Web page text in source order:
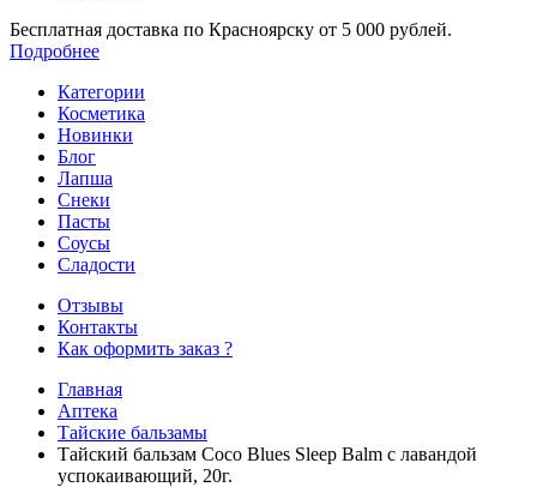
Бесплатная доставка по Красноярску от 5 000 рублей.
Подробнее
Категории
Косметика
Новинки
Блог
Лапша
Снеки
Пасты
Соусы
Сладости
Отзывы
Контакты
Как оформить заказ ?
Главная
Аптека
Тайские бальзамы
Тайский бальзам Coco Blues Sleep Balm с лавандой
успокаивающий, 20г.